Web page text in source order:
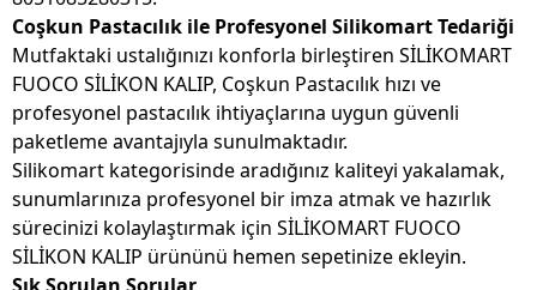
Coşkun Pastacılık ile Profesyonel Silikomart Tedariği
Mutfaktaki ustalığınızı konforla birleştiren SİLİKOMART
FUOCO SİLİKON KALIP, Coşkun Pastacılık hızı ve
profesyonel pastacılık ihtiyaçlarına uygun güvenli
paketleme avantajıyla sunulmaktadır.
Silikomart kategorisinde aradığınız kaliteyi yakalamak,
sunumlarınıza profesyonel bir imza atmak ve hazırlık
sürecinizi kolaylaştırmak için SİLİKOMART FUOCO
SİLİKON KALIP ürününü hemen sepetinize ekleyin.